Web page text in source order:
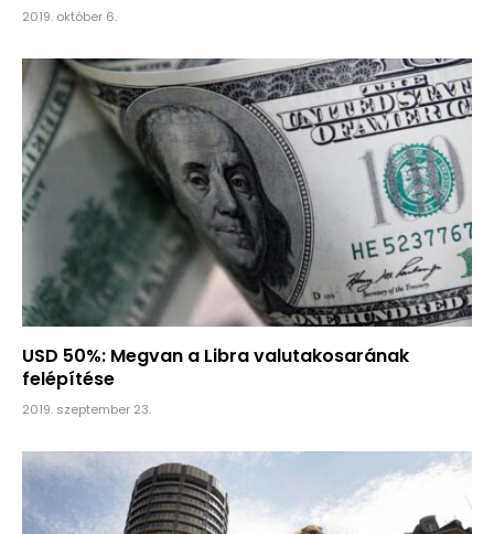
2019. október 6.
USD 50%: Megvan a Libra valutakosarának
felépítése
2019. szeptember 23.